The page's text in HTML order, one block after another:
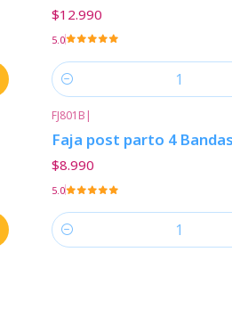
$12.990
5.0
Cantidad
FJ801B |
Faja post parto 4
$8.990
5.0
Cantidad